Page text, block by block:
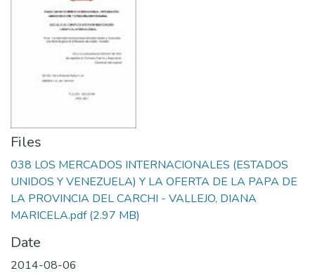
Files
038 LOS MERCADOS INTERNACIONALES (ESTADOS
UNIDOS Y VENEZUELA) Y LA OFERTA DE LA PAPA DE
LA PROVINCIA DEL CARCHI - VALLEJO, DIANA
MARICELA.pdf(2.97 MB)
Date
2014-08-06